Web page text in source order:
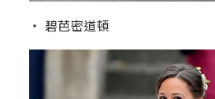
‧ 碧芭密道頓